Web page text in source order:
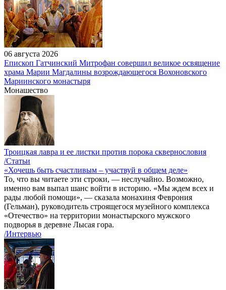
06 августа 2026
Епископ Гатчинский Митрофан совершил великое освящение
храма Марии Магдалины возрождающегося Вохоновского
Мариинского монастыря
Монашество
Троицкая лавра и ее листки против порока сквернословия
/Статьи
«Хочешь быть счастливым – участвуй в общем деле»
То, что вы читаете эти строки, — неслучайно. Возможно,
именно вам выпал шанс войти в историю. «Мы ждем всех и
рады любой помощи», — сказала монахиня Феврония
(Гельман), руководитель строящегося музейного комплекса
«Отечество» на территории монастырского мужского
подворья в деревне Лысая гора.
/Интервью